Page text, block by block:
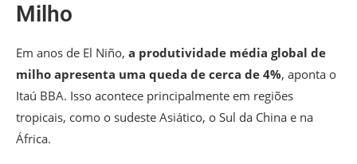
Milho
Em anos de El Niño, a produtividade média global de
milho apresenta uma queda de cerca de 4%, aponta o
Itaú BBA. Isso acontece principalmente em regiões
tropicais, como o sudeste Asiático, o Sul da China e na
África.